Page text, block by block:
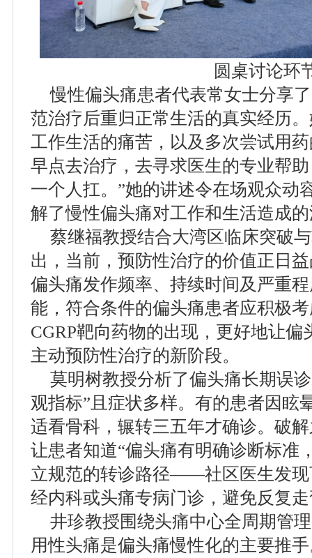
圆桌讨论环
慢性偏头痛患者代表常女士分享
范治疗后重归正常生活的真实经历
工作生活的痛苦，以及多次尝试用
早点去治疗，去寻求医生的专业帮
一个人扛。”她的讲述令在场观众动
解了慢性偏头痛对工作和生活造成
蔡继福教授结合大湾区临床突破
出，当前，预防性治疗的价值正日
偏头痛发作频率、持续时间及严重
能，符合条件的偏头痛患者应积极
CGRP靶向药物的出现，更好地让
主动预防性治疗的新阶段。
莫明树教授分析了偏头痛长期误
观指标”且症状多样。有的患者因眩
适看骨科，辗转三五年才确诊。破
让患者知道“偏头痛有明确诊断标准
立规范的转诊路径——社区医生发现
经内科或头痛专病门诊，避免反复
井珍教授围绕头痛中心全周期管
用性头痛是偏头痛慢性化的主要推